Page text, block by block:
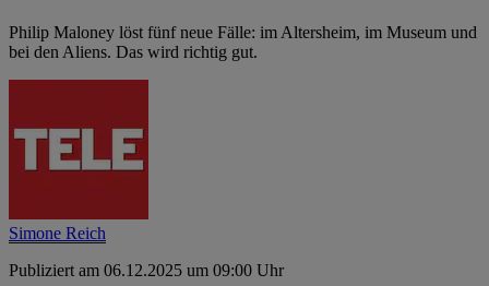
Philip Maloney löst fünf neue Fälle: im Altersheim, im Museum und
bei den Aliens. Das wird richtig gut.
Simone Reich
Publiziert am 06.12.2025 um 09:00 Uhr